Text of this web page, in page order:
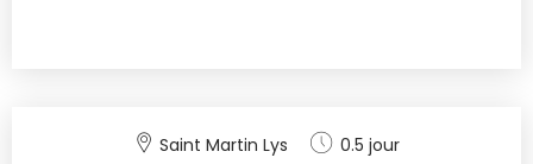
Saint Martin Lys 0.5 jour